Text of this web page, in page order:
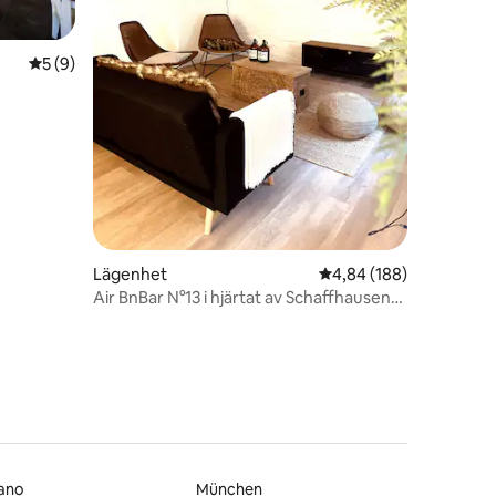
5 av 5 i genomsnittligt betyg, 9 omdömen
5 (9)
Lägenhet 4,84 av 5 i
4,84 (188)
Air BnBar N°13 i hjärtat av Schaffhausens
München